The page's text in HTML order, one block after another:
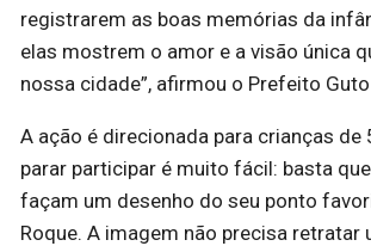
registrarem as boas memórias da
elas mostrem o amor e a visão única
nossa cidade”, afirmou o Prefeito
A ação é direcionada para crianças de
parar participar é muito fácil: basta
façam um desenho do seu ponto
Roque. A imagem não precisa retratar